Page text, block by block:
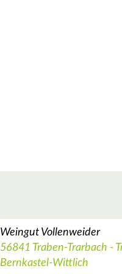
Weingut Vollenweider
56841 Traben-Trarbach -
Bernkastel-Wittlich